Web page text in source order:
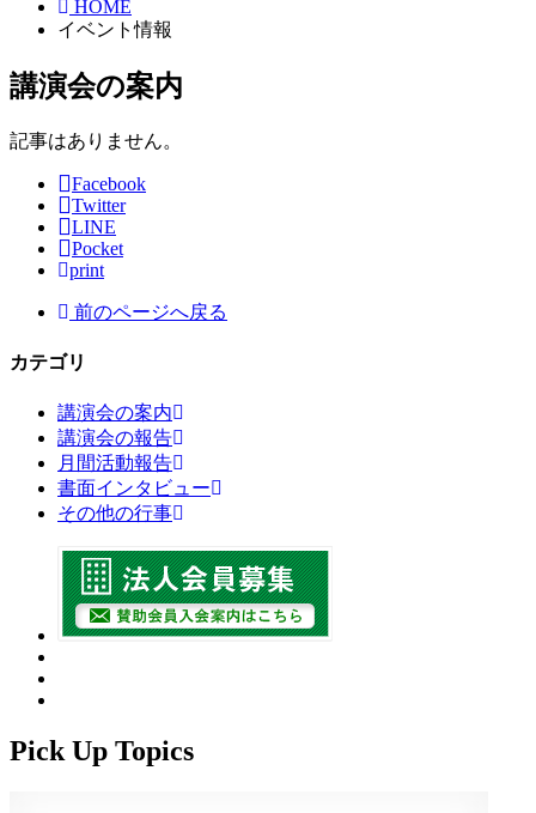
HOME
イベント情報
講演会の案内
記事はありません。
Facebook
Twitter
LINE
Pocket
print
前のページへ戻る
カテゴリ
講演会の案内
講演会の報告
月間活動報告
書面インタビュー
その他の行事
Pick Up Topics